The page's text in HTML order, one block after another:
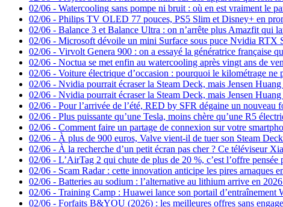
02/06 - Watercooling sans pompe ni bruit : où en est vraiment le
02/06 - Philips TV OLED 77 pouces, PS5 Slim et Disney+ en
02/06 - Balance 3 et Balance Ultra : on n’arrête plus Amazfit qui
02/06 - Microsoft dévoile un mini Surface sous puce Nvidia RTX
02/06 - Virvolt Genera 900 : on a essayé la génératrice française
02/06 - Noctua se met enfin au watercooling après vingt ans de
02/06 - Voiture électrique d’occasion : pourquoi le kilométrage ne
02/06 - Nvidia pourrait écraser la Steam Deck, mais Jensen
02/06 - Nvidia pourrait écraser la Steam Deck, mais Jensen
02/06 - Pour l’arrivée de l’été, RED by SFR dégaine un nouveau
02/06 - Plus puissante qu’une Tesla, moins chère qu’une R5
02/06 - Comment faire un partage de connexion sur votre
02/06 - À plus de 900 euros, Valve vient-il de tuer son Steam
02/06 - À la recherche d’un petit écran pas cher ? Ce téléviseur
02/06 - L’AirTag 2 qui chute de plus de 20 %, c’est l’offre pensée
02/06 - Scam Radar : cette innovation anticipe les pires arnaques
02/06 - Batteries au sodium : l’alternative au lithium arrive en
02/06 - Training Camp : Huawei lance son portail d’entraînement
02/06 - Forfaits B&YOU (2026) : les meilleures offres sans